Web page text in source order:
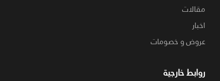
مقالات
اخبار
عروض و خصومات
روابط خارجية